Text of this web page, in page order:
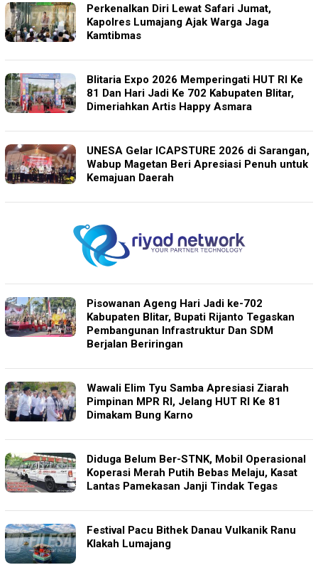
Perkenalkan Diri Lewat Safari Jumat,
Kapolres Lumajang Ajak Warga Jaga
Kamtibmas
Blitaria Expo 2026 Memperingati HUT RI Ke
81 Dan Hari Jadi Ke 702 Kabupaten Blitar,
Dimeriahkan Artis Happy Asmara
‎UNESA Gelar ICAPSTURE 2026 di Sarangan,
Wabup Magetan Beri Apresiasi Penuh untuk
Kemajuan Daerah
Pisowanan Ageng Hari Jadi ke-702
Kabupaten Blitar, Bupati Rijanto Tegaskan
Pembangunan Infrastruktur Dan SDM
Berjalan Beriringan
Wawali Elim Tyu Samba Apresiasi Ziarah
Pimpinan MPR RI, Jelang HUT RI Ke 81
Dimakam Bung Karno
‎Diduga Belum Ber-STNK, Mobil Operasional
Koperasi Merah Putih Bebas Melaju, Kasat
Lantas Pamekasan Janji Tindak Tegas
Festival Pacu Bithek Danau Vulkanik Ranu
Klakah Lumajang